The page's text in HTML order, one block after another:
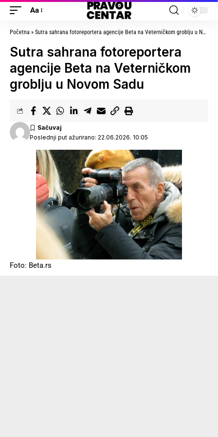
Aa
Početna » Sutra sahrana fotoreportera agencije Beta na Veterničkom groblju u Novom Sadu
Sutra sahrana fotoreportera
agencije Beta na Veterničkom
groblju u Novom Sadu
Poslednji put ažurirano: 22.06.2026. 10:05
Foto: Beta.rs